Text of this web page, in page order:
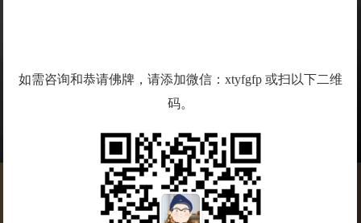
如需咨询和恭请佛牌，请添加微信：xtyfgfp 或扫以下二维
码。